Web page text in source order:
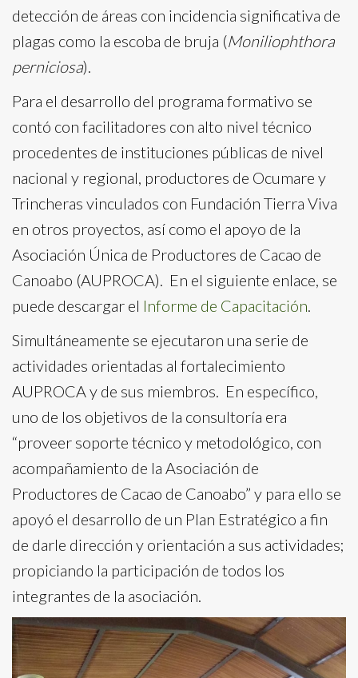
detección de áreas con incidencia significativa de
plagas como la escoba de bruja (Moniliophthora
perniciosa).
Para el desarrollo del programa formativo se
contó con facilitadores con alto nivel técnico
procedentes de instituciones públicas de nivel
nacional y regional, productores de Ocumare y
Trincheras vinculados con Fundación Tierra Viva
en otros proyectos, así como el apoyo de la
Asociación Única de Productores de Cacao de
Canoabo (AUPROCA). En el siguiente enlace, se
puede descargar el Informe de Capacitación
Simultáneamente se ejecutaron una serie de
actividades orientadas al fortalecimiento
AUPROCA y de sus miembros. En específico,
uno de los objetivos de la consultoría era
“proveer soporte técnico y metodológico, con
acompañamiento de la Asociación de
Productores de Cacao de Canoabo” y para ello se
apoyó el desarrollo de un Plan Estratégico a fin
de darle dirección y orientación a sus actividades;
propiciando la participación de todos los
integrantes de la asociación.